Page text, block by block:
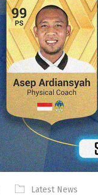
Latest News